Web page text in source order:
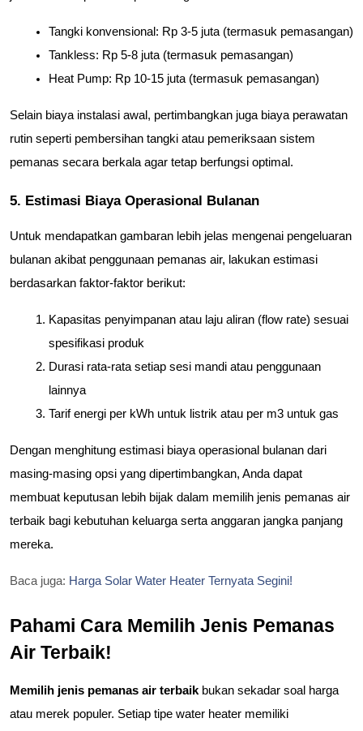
Tangki konvensional: Rp 3-5 juta (termasuk pemasangan)
Tankless: Rp 5-8 juta (termasuk pemasangan)
Heat Pump: Rp 10-15 juta (termasuk pemasangan)
Selain biaya instalasi awal, pertimbangkan juga biaya perawatan
rutin seperti pembersihan tangki atau pemeriksaan sistem
pemanas secara berkala agar tetap berfungsi optimal.
5. Estimasi Biaya Operasional Bulanan
Untuk mendapatkan gambaran lebih jelas mengenai pengeluaran
bulanan akibat penggunaan pemanas air, lakukan estimasi
berdasarkan faktor-faktor berikut:
Kapasitas penyimpanan atau laju aliran (flow rate) sesuai
spesifikasi produk
Durasi rata-rata setiap sesi mandi atau penggunaan
lainnya
Tarif energi per kWh untuk listrik atau per m3 untuk gas
Dengan menghitung estimasi biaya operasional bulanan dari
masing-masing opsi yang dipertimbangkan, Anda dapat
membuat keputusan lebih bijak dalam memilih jenis pemanas air
terbaik bagi kebutuhan keluarga serta anggaran jangka panjang
mereka.
Baca juga: Harga Solar Water Heater Ternyata Segini!
Pahami Cara Memilih Jenis Pemanas
Air Terbaik!
Memilih jenis pemanas air terbaik bukan sekadar soal harga
atau merek populer. Setiap tipe water heater memiliki